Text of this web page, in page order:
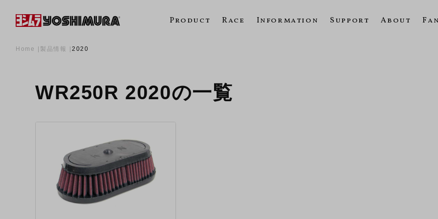
Product Race Information Support About
Home 製品情報 2020
WR250R 2020の一覧